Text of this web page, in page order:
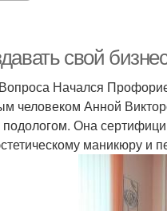
свой
Начался
человеком Анной
Она
маникюру и